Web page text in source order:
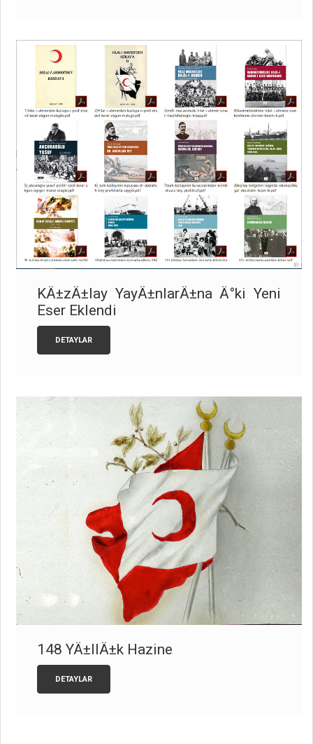
KÄ±zÄ±lay YayÄ±nlarÄ±na Ä°ki Yeni
Eser Eklendi
DETAYLAR
148 YÄ±llÄ±k Hazine
DETAYLAR